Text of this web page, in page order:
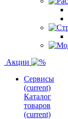
Акции
Сервисы
(current)
Каталог
товаров
(current)